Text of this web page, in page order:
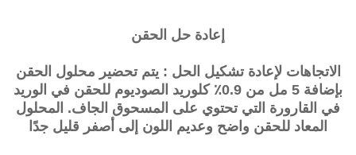
إعادة حل الحقن
الاتجاهات لإعادة تشكيل الحل : يتم تحضير محلول الحقن
بإضافة 5 مل من 0.9٪ كلوريد الصوديوم للحقن في الوريد
في القارورة التي تحتوي على المسحوق الجاف. المحلول
المعاد للحقن واضح وعديم اللون إلى أصفر قليل جدًا